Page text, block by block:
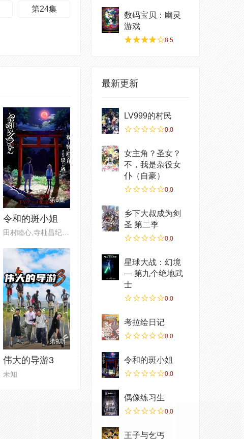
第24集
第6集
令和的斑小姐
田村睦心,寺杣昌纪,津田美波,寺
第9期
伟大的导游3
未知
数码宝贝：幽灵
游戏
8.5
最新更新
LV999的村民
0.0
女主角？圣女？
不，我是杂役女
仆（自豪）
0.0
乡下大叔成为剑
圣 第二季
0.0
星球大战：幻境
— 第九个绝地武
士
0.0
考拉绘日记
0.0
令和的斑小姐
0.0
偶像练习生
0.0
王子与乞丐